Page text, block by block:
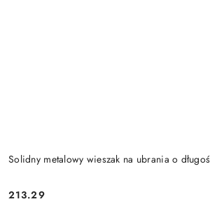
Solidny metalowy wieszak na ubrania o
Cena:
213.29